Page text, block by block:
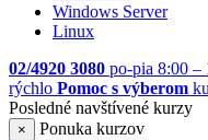
Windows Server
Linux
02/4920 3080 po-pia 8:00 –
rýchlo Pomoc s výberom
Posledné navštívené kurzy
×
Ponuka kurzov